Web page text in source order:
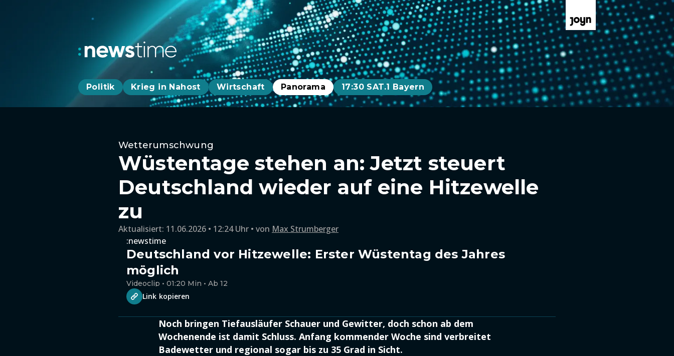
Politik Krieg in Nahost Wirtschaft Panorama 17:30 SAT.1 Bayern
Wetterumschwung
Wüstentage stehen an: Jetzt steuert
Deutschland wieder auf eine Hitzewelle
zu
Aktualisiert: 11.06.2026 • 12:24 Uhr von Max Strumberger
:newstime
Deutschland vor Hitzewelle: Erster Wüstentag des Jahres
möglich
Videoclip • 01:20 Min • Ab 12
Link kopieren
Noch bringen Tiefausläufer Schauer und Gewitter, doch schon ab dem
Wochenende ist damit Schluss. Anfang kommender Woche sind verbreitet
Badewetter und regional sogar bis zu 35 Grad in Sicht.